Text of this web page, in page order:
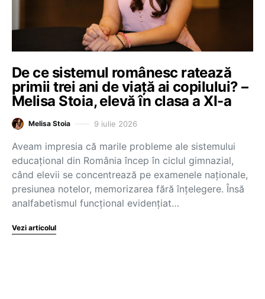
De ce sistemul românesc ratează
primii trei ani de viață ai copilului? –
Melisa Stoia, elevă în clasa a XI-a
Melisa Stoia 9 iulie 2026
Aveam impresia că marile probleme ale sistemului
educațional din România încep în ciclul gimnazial,
când elevii se concentrează pe examenele naționale,
presiunea notelor, memorizarea fără înțelegere. Însă
analfabetismul funcțional evidențiat…
Vezi articolul